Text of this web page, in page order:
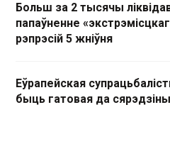
Больш за 2 тысячы
папаўненне
рэпрэсій 5 жніўня
Еўрапейская
быць гатовая да